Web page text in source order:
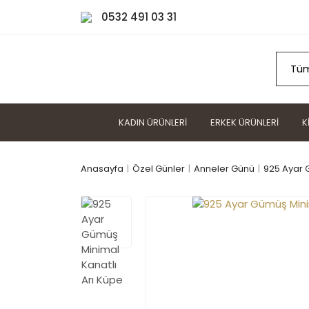
0532 491 03 31
KADIN ÜRÜNLERI ERKEK ÜRÜNLERI
Anasayfa Özel Günler Anneler Günü 925 Ayar